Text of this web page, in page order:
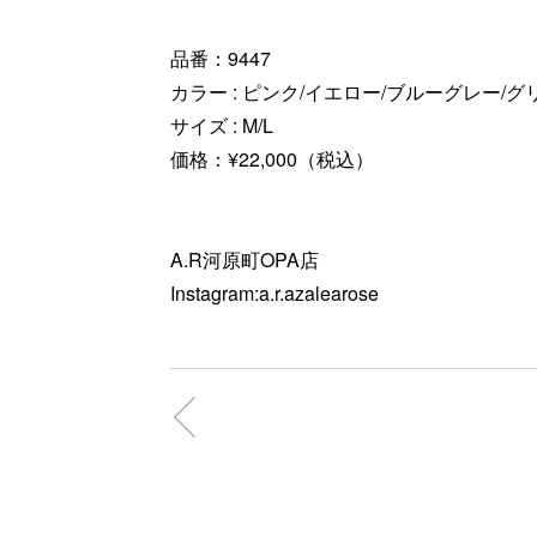
品番：9447
カラー : ピンク/イエロー/ブルーグレー/グ
サイズ : M/L
価格：¥22,000（税込）
A.R河原町OPA店
Instagram:a.r.azalearose